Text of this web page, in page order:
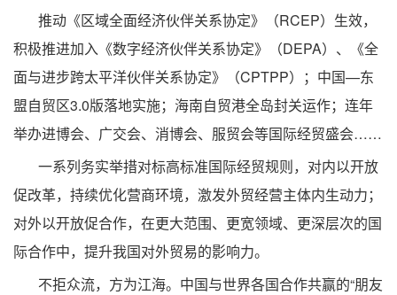
推动《区域全面经济伙伴关系协定》（RCEP）生效，
积极推进加入《数字经济伙伴关系协定》（DEPA）、《全
面与进步跨太平洋伙伴关系协定》（CPTPP）；中国—东
盟自贸区3.0版落地实施；海南自贸港全岛封关运作；连年
举办进博会、广交会、消博会、服贸会等国际经贸盛会……
一系列务实举措对标高标准国际经贸规则，对内以开放
促改革，持续优化营商环境，激发外贸经营主体内生动力；
对外以开放促合作，在更大范围、更宽领域、更深层次的国
际合作中，提升我国对外贸易的影响力。
不拒众流，方为江海。中国与世界各国合作共赢的“朋友